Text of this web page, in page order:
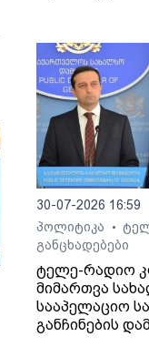
30-07-2026 16:59
პოლიტიკა
•
განცხადებები
ტელე-რადიო
მიმართვა
სააპელაციო
განჩინების